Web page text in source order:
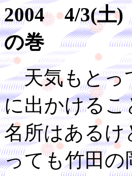
2004 4/3(土)
の巻
天気もとっ
に出かけるこ
名所はあるけ
っても竹田の